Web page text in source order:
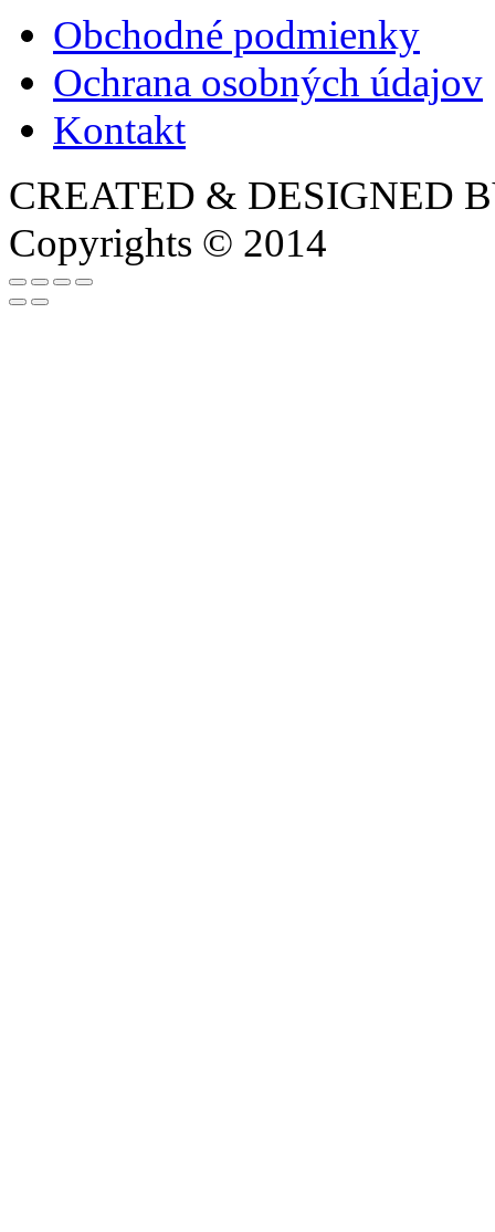
Obchodné podmienky
Ochrana osobných údajov
Kontakt
CREATED & DESIGNED
Copyrights © 2014